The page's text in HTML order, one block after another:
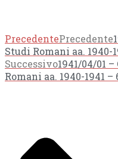
PrecedentePrecedente
Studi Romani aa. 1940-
Successivo1941/04/01
Romani aa. 1940-1941 –